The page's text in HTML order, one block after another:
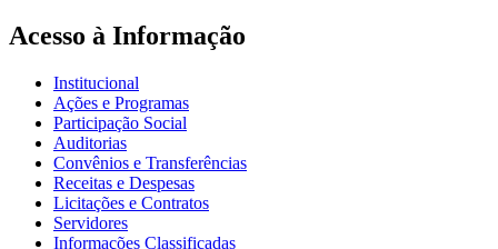
Acesso à Informação
Institucional
Ações e Programas
Participação Social
Auditorias
Convênios e Transferências
Receitas e Despesas
Licitações e Contratos
Servidores
Informações Classificadas